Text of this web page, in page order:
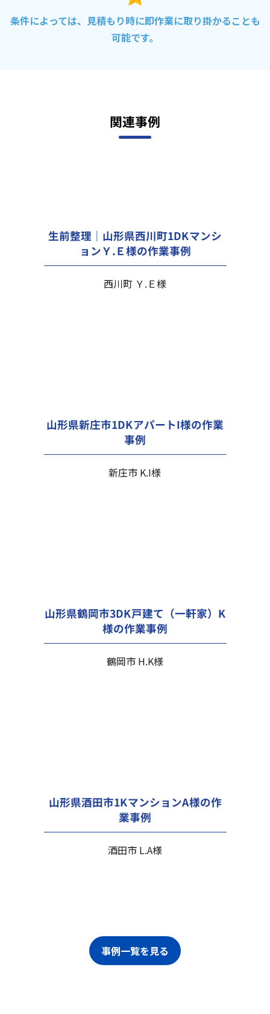
条件によっては、見積もり時に即作業に取り掛かることも
可能です。
関連事例
生前整理｜山形県西川町1DKマンシ
ョンＹ.Ｅ様の作業事例
西川町 Ｙ.Ｅ様
山形県新庄市1DKアパートI様の作業
事例
新庄市 K.I様
山形県鶴岡市3DK戸建て（一軒家）K
様の作業事例
鶴岡市 H.K様
山形県酒田市1KマンションA様の作
業事例
酒田市 L.A様
事例一覧を見る